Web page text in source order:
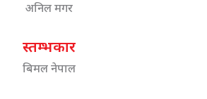
अनिल मगर
स्तम्भकार
बिमल नेपाल